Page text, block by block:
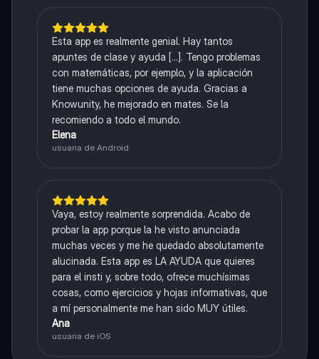
Esta app es realmente genial. Hay tantos
apuntes de clase y ayuda [...]. Tengo problemas
con matemáticas, por ejemplo, y la aplicación
tiene muchas opciones de ayuda. Gracias a
Knowunity, he mejorado en mates. Se la
recomiendo a todo el mundo.
Elena
usuaria de Android
Vaya, estoy realmente sorprendida. Acabo de
probar la app porque la he visto anunciada
muchas veces y me he quedado absolutamente
alucinada. Esta app es LA AYUDA que quieres
para el insti y, sobre todo, ofrece muchísimas
cosas, como ejercicios y hojas informativas, que
a mí personalmente me han sido MUY útiles.
Ana
usuaria de iOS